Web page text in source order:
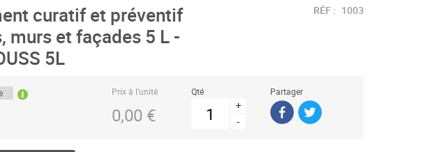
curatif et préventif
murs et façades 5 L -
5L
RÉF : 1003
Prix à l’unité
0,00 €
Qté
+
-
Partager